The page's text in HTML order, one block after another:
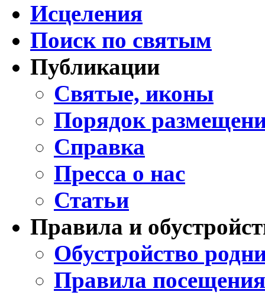
Исцеления
Поиск по святым
Публикации
Святые, иконы
Порядок
Справка
Пресса о нас
Статьи
Правила и
Обустройство
Правила